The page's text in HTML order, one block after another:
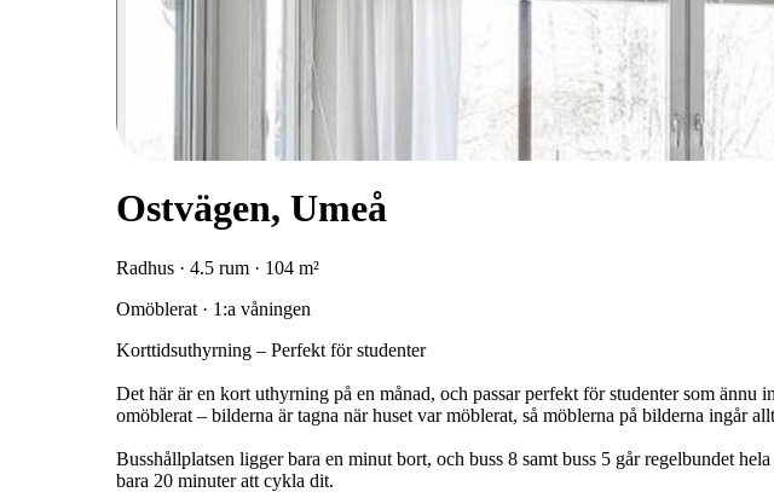
Ostvägen, Umeå
Radhus · 4.5 rum · 104 m²
Omöblerat · 1:a våningen
Korttidsuthyrning – Perfekt för studenter
Det här är en kort uthyrning på en månad, och passar perfekt för studenter som ännu
omöblerat – bilderna är tagna när huset var möblerat, så möblerna på bilderna ingår
Busshållplatsen ligger bara en minut bort, och buss 8 samt buss 5 går regelbundet
bara 20 minuter att cykla dit.